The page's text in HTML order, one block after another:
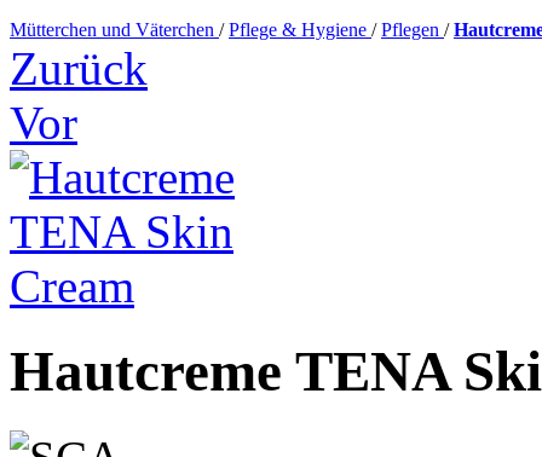
Mütterchen und Väterchen / Pflege & Hygiene / Pflegen /
Zurück
Vor
Hautcreme TENA